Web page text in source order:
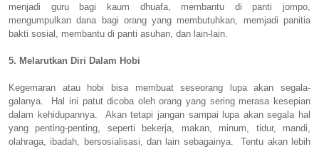
menjadi guru bagi kaum dhuafa, membantu di panti jompo,
mengumpulkan dana bagi orang yang membutuhkan, memjadi panitia
bakti sosial, membantu di panti asuhan, dan lain-lain.
5. Melarutkan Diri Dalam Hobi
Kegemaran atau hobi bisa membuat seseorang lupa akan segala-
galanya. Hal ini patut dicoba oleh orang yang sering merasa kesepian
dalam kehidupannya. Akan tetapi jangan sampai lupa akan segala hal
yang penting-penting, seperti bekerja, makan, minum, tidur, mandi,
olahraga, ibadah, bersosialisasi, dan lain sebagainya. Tentu akan lebih